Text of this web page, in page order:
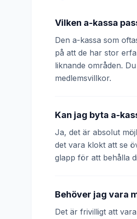
Vilken a-kassa
Den a-kassa som
på att de har stor
liknande områden.
medlemsvillkor.
Kan jag byta a-
Ja, det är absolut
det vara klokt att se
glapp för att behålla
Behöver jag vara
Det är frivilligt att